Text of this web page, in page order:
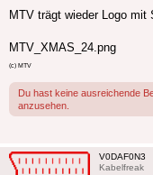
MTV trägt wieder Logo mit
MTV_XMAS_24.png
(c) MTV
Du hast keine ausreichende
anzusehen.
V0DAF0N3
Kabelfreak